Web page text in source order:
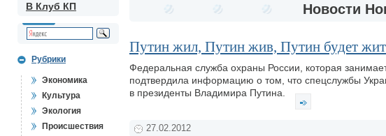
В Клуб КП
Рубрики
Экономика
Культура
Экология
Происшествия
Новости
Путин жил, Путин жив, Путин будет
Федеральная служба охраны России, которая
подтвердила информацию о том, что спецслужбы
в президенты Владимира Путина.
27.02.2012